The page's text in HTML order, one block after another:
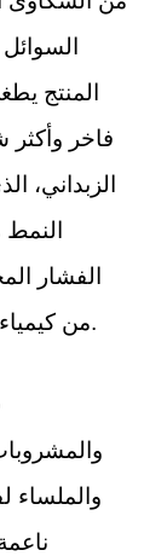
السوائل
المنتج
فاخر
الزبداني،
الفشار
من كيمياء النكهات والمتطلبات التنظيمية الدولية.
والملساء